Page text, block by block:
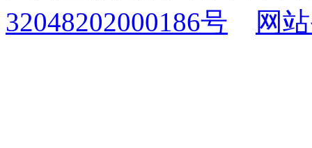
32048202000186号
网